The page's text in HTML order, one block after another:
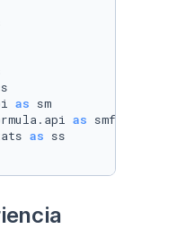
as
as
as